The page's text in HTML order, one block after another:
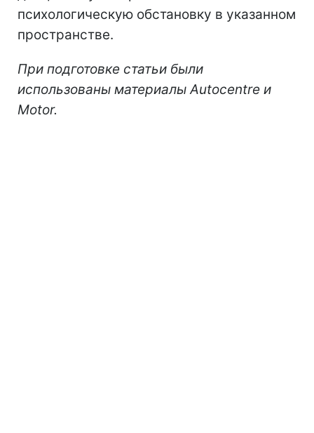
психологическую обстановку в указанном
пространстве.
При подготовке статьи были
использованы материалы Autocentre и
Motor.